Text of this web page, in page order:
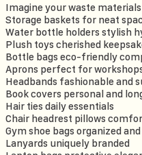
Imagine your waste
Storage baskets for neat
Water bottle holders stylish
Plush toys cherished
Bottle bags eco-friendly
Aprons perfect for
Headbands fashionable and
Book covers personal and
Hair ties daily essentials
Chair headrest pillows
Gym shoe bags organized
Lanyards uniquely branded